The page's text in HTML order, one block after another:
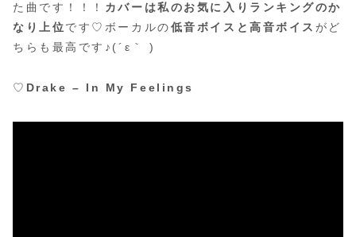
た曲です！！！ カバーは私のお気に入りランキングのか
なり上位です♡ボーカルの低音ボイスと高音ボイス がど
ちらも最高です♪(´ε｀ )
♡ Drake – In My Feelings